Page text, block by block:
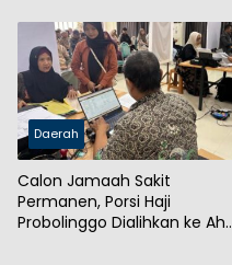
Daerah
Calon Jamaah Sakit
Permanen, Porsi Haji
Probolinggo Dialihkan ke Ahli